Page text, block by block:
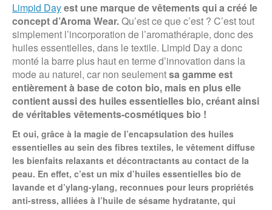
Limpid Dayest une marque de vêtements qui a créé le
concept d’Aroma Wear.Qu’est ce que c’est ? C’est tout
simplement l’incorporation de l’aromathérapie, donc des
huiles essentielles, dans le textile. Limpid Day a donc
monté la barre plus haut en terme d’innovation dans la
mode au naturel, car non seulementsa gamme est
entièrement à base de coton bio, mais en plus elle
contient aussi des huiles essentielles bio, créant ainsi
de véritables vêtements-cosmétiques bio !
Et oui, grâce à la magie de l’encapsulation des huiles
essentielles au sein des fibres textiles, le vêtement diffuse
les bienfaits relaxants et décontractants au contact de la
peau. En effet, c’est un mix d’huiles essentielles bio de
lavande et d’ylang-ylang, reconnues pour leurs propriétés
anti-stress, alliées à l’huile de sésame hydratante, qui